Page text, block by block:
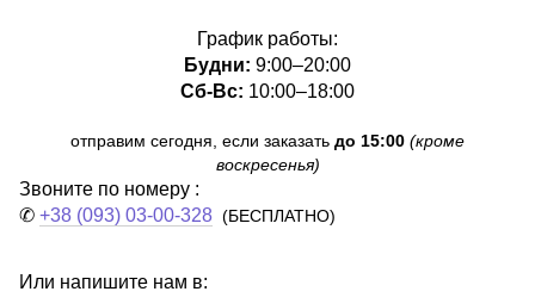
График работы:
Будни: 9:00–20:00
Сб-Вс: 10:00–18:00
отправим сегодня, если заказать до 15:00 (кроме
воскресенья)
Звоните по номеру :
✆ +38 (093) 03-00-328 (БЕСПЛАТНО)
Или напишите нам в: